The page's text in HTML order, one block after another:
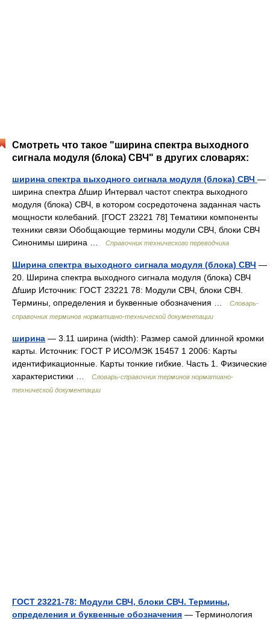
Смотреть что такое "ширина спектра выходного
сигнала модуля (блока) СВЧ" в других словарях:
ширина спектра выходного сигнала модуля (блока) СВЧ —
ширина спектра Δfшир Интервал частот спектра выходного
модуля (блока) СВЧ, в котором сосредоточена заданная часть
мощности колебаний. [ГОСТ 23221 78] Тематики компоненты
техники связи Обобщающие термины модули СВЧ, блоки СВЧ
Синонимы ширина …
Справочник технического переводчика
Ширина спектра выходного сигнала модуля (блока) СВЧ —
20. Ширина спектра выходного сигнала модуля (блока) СВЧ
Δfшир Источник: ГОСТ 23221 78: Модули СВЧ, блоки СВЧ.
Термины, определения и буквенные обозначения …
Словарь-
справочник терминов нормативно-технической документации
ширина — 3.11 ширина (width): Размер самой длинной кромки
карты. Источник: ГОСТ Р ИСО/МЭК 15457 1 2006: Карты
идентификационные. Карты тонкие гибкие. Часть 1. Физические
характеристики …
Словарь-справочник терминов нормативно-
технической документации
ГОСТ 23221-78: Модули СВЧ, блоки СВЧ. Термины,
определения и буквенные обозначения — Терминология